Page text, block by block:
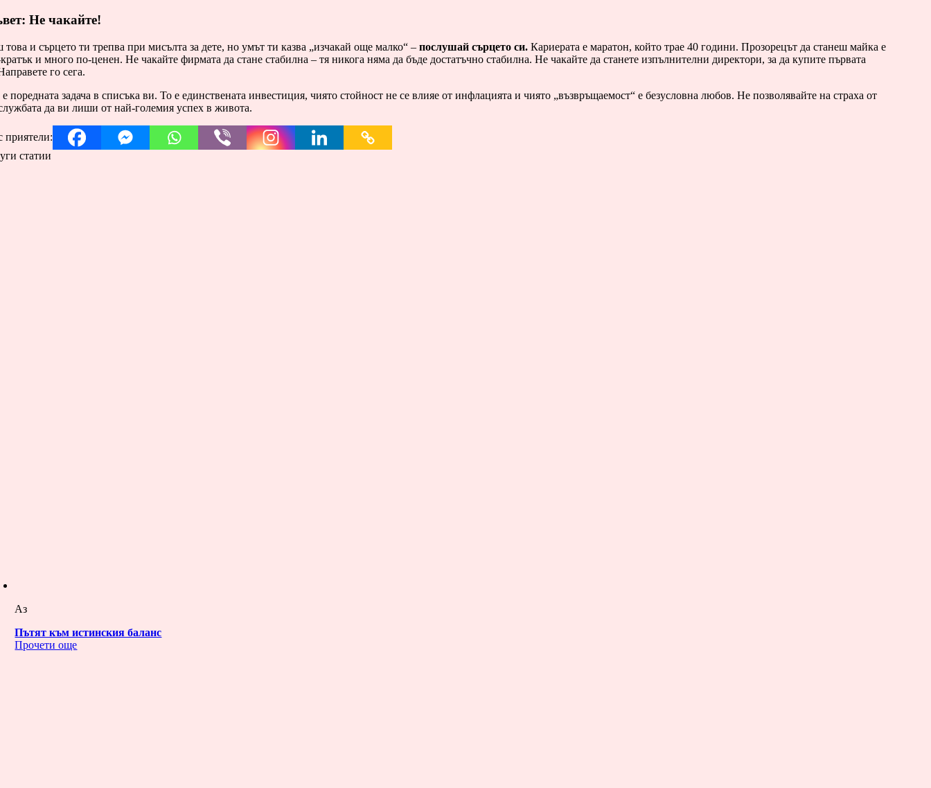
Не чакайте!
и сърцето ти трепва при мисълта за дете, но умът ти казва „изчакай още малко“ – послушай сърцето си. Кариерата е маратон, който трае 40 години. Прозорецът да станеш майка е
и много по-ценен. Не чакайте фирмата да стане стабилна – тя никога няма да бъде достатъчно стабилна. Не чакайте да станете изпълнителни директори, за да купите първата
го сега.
поредната задача в списъка ви. То е единствената инвестиция, чиято стойност не се влияе от инфлацията и чиято „възвръщаемост“ е безусловна любов. Не позволявайте на страха от
да ви лиши от най-големия успех в живота.
приятели:
статии
Аз
Пътят към истинския баланс
Прочети още